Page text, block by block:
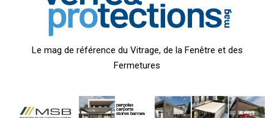
Le mag de référence du Vitrage, de la Fenêtre et des
Fermetures